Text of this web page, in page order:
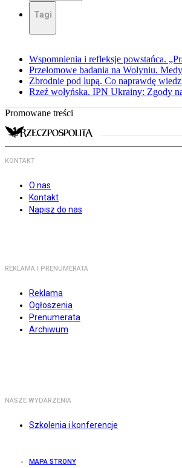
Tagi
Wspomnienia i refleksje powstańca.
Przełomowe badania na Wołyniu.
Zbrodnie pod lupą. Co naprawdę
Rzeź wołyńska. IPN Ukrainy: Zgody
Promowane treści
KONTAKT
O nas
Kontakt
Napisz do nas
REKLAMA I PRENUMERATA
Reklama
Ogłoszenia
Prenumerata
Archiwum
NASZE WYDARZENIA
Szkolenia i konferencje
MAPA STRONY